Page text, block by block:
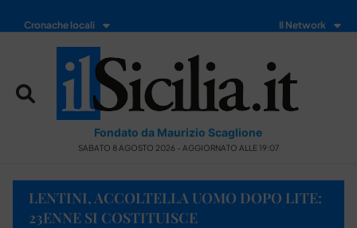
Cronache locali Il Network
Fondato da Maurizio Scaglione
SABATO 8 AGOSTO 2026 - AGGIORNATO ALLE 19:07
LENTINI, ACCOLTELLA UOMO DOPO LITE:
23ENNE SI COSTITUISCE